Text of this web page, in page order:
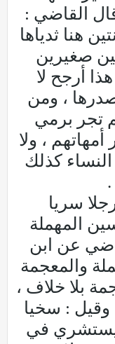
القاضي :
هنا ثدياها
صغيرين
أرجح لا
، ومن
تجر برمي
، ولا
كذلك
سريا
المهملة
عن ابن
والمعجمة
بلا خلاف ،
وقيل : سخيا
يستشري في